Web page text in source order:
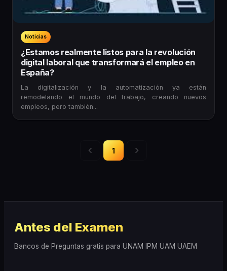
Noticias
¿Estamos realmente listos para la revolución
digital laboral que transformará el empleo en
España?
La digitalización y la automatización ya están
remodelando el mundo del trabajo, creando nuevos
empleos, pero también...
1
Antes del Examen
Bancos de Preguntas gratis para UNAM IPM UAM UAEM